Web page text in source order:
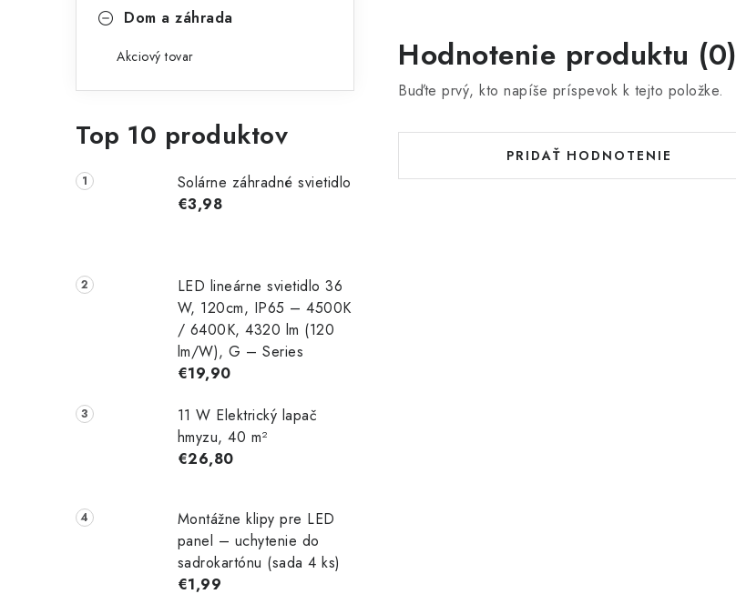
Dom a záhrada
Akciový tovar
Top 10 produktov
Solárne záhradné svietidlo
€3,98
LED lineárne svietidlo 36
W, 120cm, IP65 – 4500K
/ 6400K, 4320 lm (120
lm/W), G – Series
€19,90
11 W Elektrický lapač
hmyzu, 40 m²
€26,80
Montážne klipy pre LED
panel – uchytenie do
sadrokartónu (sada 4 ks)
€1,99
Hodnotenie produktu (0)
Buďte prvý, kto napíše príspevok k tejto položke.
PRIDAŤ HODNOTENIE